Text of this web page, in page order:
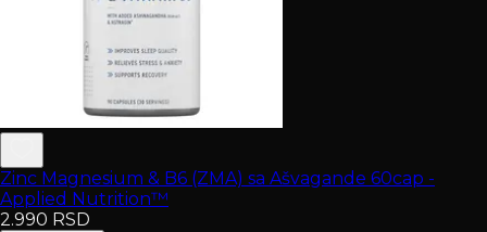
Zinc Magnesium & B6 (ZMA) sa Ašvagande 60cap -
Applied Nutrition™
2.990 RSD